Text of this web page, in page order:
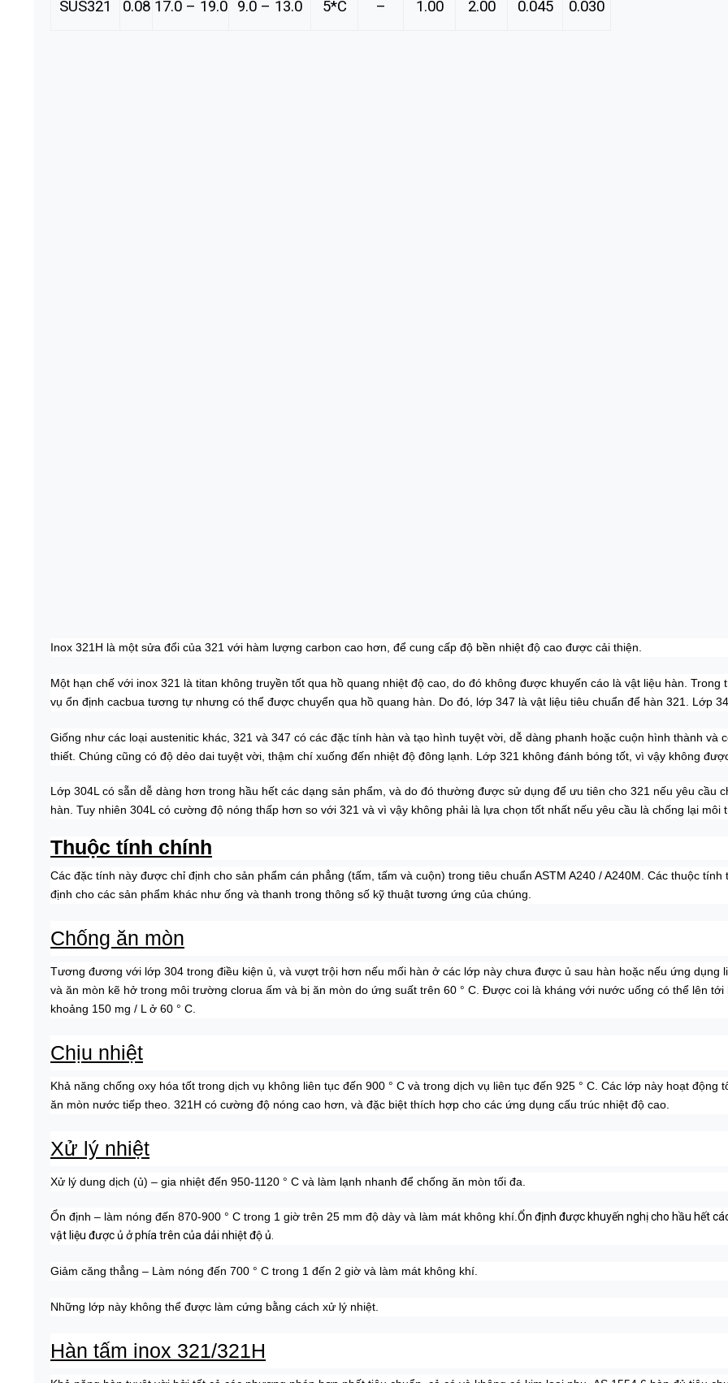
SUS321
0.08 17.0 – 19.0 9.0 – 13.0 5*C – 1.00 2.00 0.045 0.030
Inox 321H là một sửa đổi của 321 với hàm lượng carbon cao hơn, để cung cấp độ bền nhiệt độ cao được cải thiện.
Một hạn chế với inox 321 là titan không truyền tốt qua hồ quang nhiệt độ cao, do đó không được khuyến cáo là vật liệu hàn.
vụ ổn định cacbua tương tự nhưng có thể được chuyển qua hồ quang hàn. Do đó, lớp 347 là vật liệu tiêu chuẩn để hàn 321. Lớp
Giống như các loại austenitic khác, 321 và 347 có các đặc tính hàn và tạo hình tuyệt vời, dễ dàng phanh hoặc cuộn hình thành và
thiết. Chúng cũng có độ dẻo dai tuyệt vời, thậm chí xuống đến nhiệt độ đông lạnh. Lớp 321 không đánh bóng tốt, vì vậy không
Lớp 304L có sẵn dễ dàng hơn trong hầu hết các dạng sản phẩm, và do đó thường được sử dụng để ưu tiên cho 321 nếu yêu cầu
hàn. Tuy nhiên 304L có cường độ nóng thấp hơn so với 321 và vì vậy không phải là lựa chọn tốt nhất nếu yêu cầu là chống lại môi
Thuộc tính chính
Các đặc tính này được chỉ định cho sản phẩm cán phẳng (tấm, tấm và cuộn) trong tiêu chuẩn ASTM A240 / A240M. Các thuộc
định cho các sản phẩm khác như ống và thanh trong thông số kỹ thuật tương ứng của chúng.
Chống ăn mòn
Tương đương với lớp 304 trong điều kiện ủ, và vượt trội hơn nếu mối hàn ở các lớp này chưa được ủ sau hàn hoặc nếu ứng dụng
và ăn mòn kẽ hở trong môi trường clorua ấm và bị ăn mòn do ứng suất trên 60 ° C. Được coi là kháng với nước uống có thể lên
khoảng 150 mg / L ở 60 ° C.
Chịu nhiệt
Khả năng chống oxy hóa tốt trong dịch vụ không liên tục đến 900 ° C và trong dịch vụ liên tục đến 925 ° C. Các lớp này hoạt động
ăn mòn nước tiếp theo. 321H có cường độ nóng cao hơn, và đặc biệt thích hợp cho các ứng dụng cấu trúc nhiệt độ cao.
Xử lý nhiệt
Xử lý dung dịch (ủ) – gia nhiệt đến 950-1120 ° C và làm lạnh nhanh để chống ăn mòn tối đa.
Ổn định – làm nóng đến 870-900 ° C trong 1 giờ trên 25 mm độ dày và làm mát không khí.Ổn định được khuyến nghị cho hầu hết
vật liệu được ủ ở phía trên của dải nhiệt độ ủ.
Giảm căng thẳng – Làm nóng đến 700 ° C trong 1 đến 2 giờ và làm mát không khí.
Những lớp này không thể được làm cứng bằng cách xử lý nhiệt.
Hàn tấm inox 321/321H